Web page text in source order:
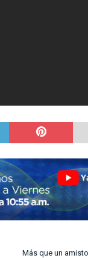
Más que un